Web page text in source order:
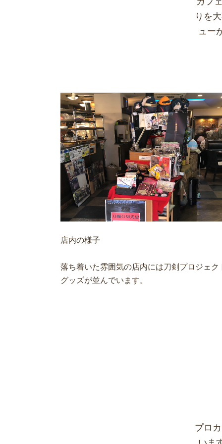
りを
ュー
店内の様子
落ち着いた雰囲気の店内には刀剣プロジェク
グッズが並んでいます。
プロ